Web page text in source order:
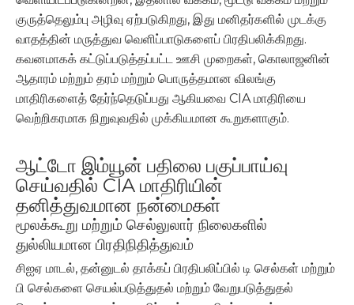
குருத்தெலும்பு அழிவு ஏற்படுகிறது, இது மனிதர்களில் முடக்கு
வாதத்தின் மருத்துவ வெளிப்பாடுகளைப் பிரதிபலிக்கிறது.
கவனமாகக் கட்டுப்படுத்தப்பட்ட ஊசி முறைகள், கொலாஜனின்
ஆதாரம் மற்றும் தரம் மற்றும் பொருத்தமான விலங்கு
மாதிரிகளைத் தேர்ந்தெடுப்பது ஆகியவை CIA மாதிரியை
வெற்றிகரமாக நிறுவுவதில் முக்கியமான கூறுகளாகும்.
ஆட்டோ இம்யூன் பதிலை பகுப்பாய்வு
செய்வதில் CIA மாதிரியின்
தனித்துவமான நன்மைகள்
மூலக்கூறு மற்றும் செல்லுலார் நிலைகளில்
துல்லியமான பிரதிநிதித்துவம்
சிஐஏ மாடல், தன்னுடல் தாக்கப் பிரதிபலிப்பில் டி செல்கள் மற்றும்
பி செல்களை செயல்படுத்துதல் மற்றும் வேறுபடுத்துதல்